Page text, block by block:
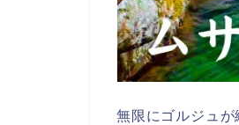
無限にゴルジュが